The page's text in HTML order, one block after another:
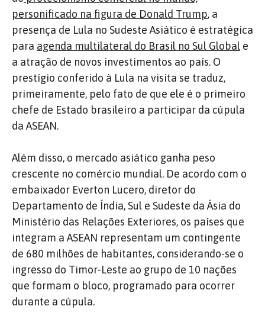
personificado na figura de Donald Trump, a
presença de Lula no Sudeste Asiático é estratégica
para agenda multilateral do Brasil no Sul Global e
a atração de novos investimentos ao país. O
prestígio conferido à Lula na visita se traduz,
primeiramente, pelo fato de que ele é o primeiro
chefe de Estado brasileiro a participar da cúpula
da ASEAN.
Além disso, o mercado asiático ganha peso
crescente no comércio mundial. De acordo com o
embaixador Everton Lucero, diretor do
Departamento de Índia, Sul e Sudeste da Ásia do
Ministério das Relações Exteriores, os países que
integram a ASEAN representam um contingente
de 680 milhões de habitantes, considerando-se o
ingresso do Timor-Leste ao grupo de 10 nações
que formam o bloco, programado para ocorrer
durante a cúpula.